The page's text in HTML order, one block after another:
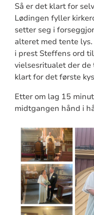
Så er det klart for
Lødingen fyller
setter seg i
alteret med tente
i prest Steffens ord
vielsesritualet der de
klart for det første
Etter om lag 15
midtgangen hånd i